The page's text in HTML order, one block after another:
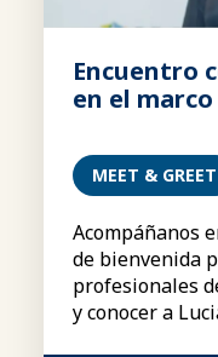
Encuentro
en el
MEET & GREET
Acompáñanos
de bienvenida
profesionales
y conocer a